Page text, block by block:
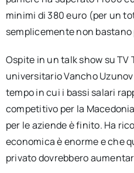
minimi di 380 euro (per un
semplicemente non
Ospite in un talk show su TV
universitario Vancho
tempo in cui i bassi salari
competitivo per la
per le aziende è finito. Ha
economica è enorme e che
privato dovrebbero